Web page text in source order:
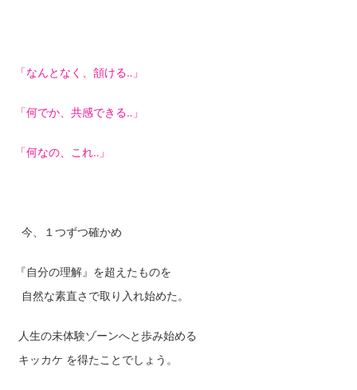
「なんとなく、 頷ける‥」
「何でか 、共感できる‥」
「何なの、これ‥」
今、１つずつ確かめ
『自分の理解』を超えたものを
自然な素直さで取り入れ始めた。
人生の未体験ゾーンへと歩み始める
キッカケ を得たことでしょう。